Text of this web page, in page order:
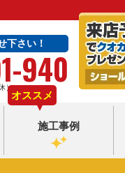
下さい！
940
）
施工事例
オススメ